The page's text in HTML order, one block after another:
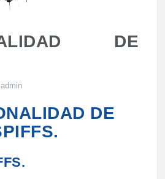
DE
admin
DE